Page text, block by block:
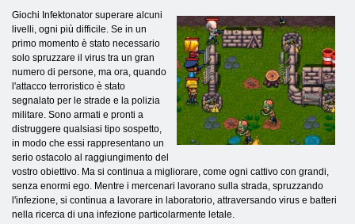
Giochi Infektonator superare alcuni
livelli, ogni più difficile. Se in un
primo momento è stato necessario
solo spruzzare il virus tra un gran
numero di persone, ma ora, quando
l'attacco terroristico è stato
segnalato per le strade e la polizia
militare. Sono armati e pronti a
distruggere qualsiasi tipo sospetto,
in modo che essi rappresentano un
serio ostacolo al raggiungimento del
vostro obiettivo. Ma si continua a migliorare, come ogni cattivo con grandi,
senza enormi ego. Mentre i mercenari lavorano sulla strada, spruzzando
l'infezione, si continua a lavorare in laboratorio, attraversando virus e batteri
nella ricerca di una infezione particolarmente letale.